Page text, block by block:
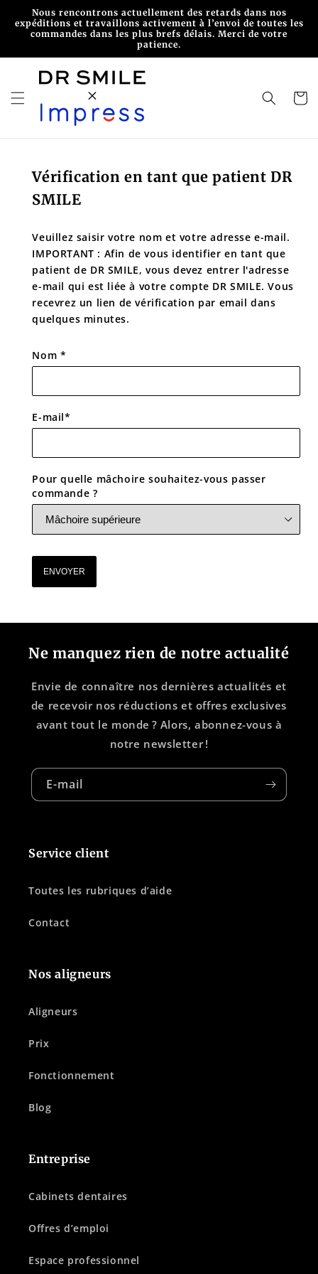
passer
au
contenu
Nous rencontrons actuellement des retards dans nos
expéditions et travaillons activement à l’envoi de toutes les
commandes dans les plus brefs délais. Merci de votre
patience.
Panier
Vérification en tant que patient DR
SMILE
Veuillez saisir votre nom et votre adresse e-mail.
IMPORTANT : Afin de vous identifier en tant que
patient de DR SMILE, vous devez entrer l'adresse
e-mail qui est liée à votre compte DR SMILE. Vous
recevrez un lien de vérification par email dans
quelques minutes.
Nom *
E-mail*
Pour quelle mâchoire souhaitez-vous passer
commande ?
Ne manquez rien de notre actualité
Envie de connaître nos dernières actualités et
de recevoir nos réductions et offres exclusives
avant tout le monde ? Alors, abonnez-vous à
notre newsletter !
E-mail
Service client
Toutes les rubriques d’aide
Contact
Nos aligneurs
Aligneurs
Prix
Fonctionnement
Blog
Entreprise
Cabinets dentaires
Offres d’emploi
Espace professionnel